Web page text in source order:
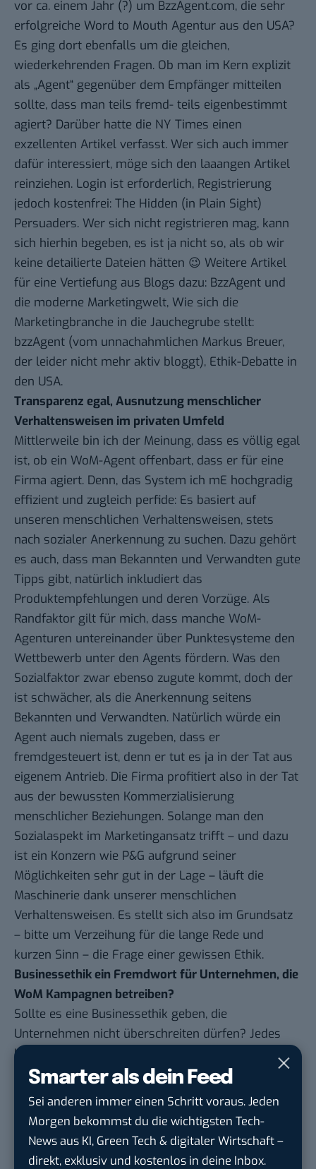
Smarter als dein Feed
Sei anderen immer einen Schritt voraus. Jeden
Morgen bekommst du die wichtigsten Tech-
News aus KI, Green Tech & digitaler Wirtschaft –
direkt, exklusiv und kostenlos in deine Inbox.
vor ca. einem Jahr (?) um BzzAgent.com, die sehr
erfolgreiche Word to Mouth Agentur aus den USA?
Es ging dort ebenfalls um die gleichen,
wiederkehrenden Fragen. Ob man im Kern explizit
als „Agent“ gegenüber dem Empfänger mitteilen
sollte, dass man teils fremd- teils eigenbestimmt
agiert? Darüber hatte die NY Times einen
exzellenten Artikel verfasst. Wer sich auch immer
dafür interessiert, möge sich den laaangen Artikel
reinziehen. Login ist erforderlich, Registrierung
jedoch kostenfrei: The Hidden (in Plain Sight)
Persuaders. Wer sich nicht registrieren mag, kann
sich hierhin begeben, es ist ja nicht so, als ob wir
keine detailierte Dateien hätten 😉 Weitere Artikel
für eine Vertiefung aus Blogs dazu: BzzAgent und
die moderne Marketingwelt, Wie sich die
Marketingbranche in die Jauchegrube stellt:
bzzAgent (vom unnachahmlichen Markus Breuer,
der leider nicht mehr aktiv bloggt), Ethik-Debatte in
den USA.
Transparenz egal, Ausnutzung menschlicher
Verhaltensweisen im privaten Umfeld
Mittlerweile bin ich der Meinung, dass es völlig egal
ist, ob ein WoM-Agent offenbart, dass er für eine
Firma agiert. Denn, das System ich mE hochgradig
effizient und zugleich perfide: Es basiert auf
unseren menschlichen Verhaltensweisen, stets
nach sozialer Anerkennung zu suchen. Dazu gehört
es auch, dass man Bekannten und Verwandten gute
Tipps gibt, natürlich inkludiert das
Produktempfehlungen und deren Vorzüge. Als
Randfaktor gilt für mich, dass manche WoM-
Agenturen untereinander über Punktesysteme den
Wettbewerb unter den Agents fördern. Was den
Sozialfaktor zwar ebenso zugute kommt, doch der
ist schwächer, als die Anerkennung seitens
Bekannten und Verwandten. Natürlich würde ein
Agent auch niemals zugeben, dass er
fremdgesteuert ist, denn er tut es ja in der Tat aus
eigenem Antrieb. Die Firma profitiert also in der Tat
aus der bewussten Kommerzialisierung
menschlicher Beziehungen. Solange man den
Sozialaspekt im Marketingansatz trifft – und dazu
ist ein Konzern wie P&G aufgrund seiner
Möglichkeiten sehr gut in der Lage – läuft die
Maschinerie dank unserer menschlichen
Verhaltensweisen. Es stellt sich also im Grundsatz
– bitte um Verzeihung für die lange Rede und
kurzen Sinn – die Frage einer gewissen Ethik.
Businessethik ein Fremdwort für Unternehmen, die
WoM Kampagnen betreiben?
Sollte es eine Businessethik geben, die
Unternehmen nicht überschreiten dürfen? Jedes
Unternehmen für sich wird selbstverständlich
darauf hinweisen, wo man denn die Grenze ziehen
sollte oder darauf pochen, dass Marketing wichtig
ist, um zu überleben. Das Dumme ist aber: Jedes
einzelne Unternehmen ist nicht groß genug, um mit
seinen Methoden sozial etablierte